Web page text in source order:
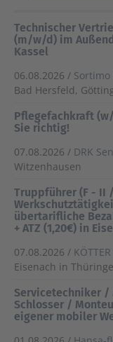
Technischer
(m/w/d) im
Kassel
06.08.2026 /
Bad Hersfeld,
Pflegefachkraft
Sie richtig!
07.08.2026 / DRK
Witzenhausen
Truppführer (F - II
übertarifliche
+ ATZ (1,20€) in
07.08.2026 /
Eisenach in
Servicetechniker /
Schlosser /
eigener mobiler